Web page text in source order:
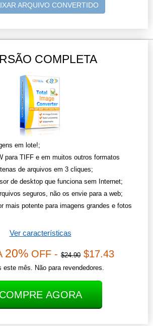
ARQUIVO CONVERTIDO
COMPLETA
em lote!;
para TIFF e em muitos outros formatos
de arquivos em 3 cliques;
de desktop que funciona sem Internet;
seguros, não os envie para a web;
mais potente para imagens grandes e fotos
Ver características
20% OFF - $24.90 $17.43
este mês. Não para revendedores.
COMPRE AGORA